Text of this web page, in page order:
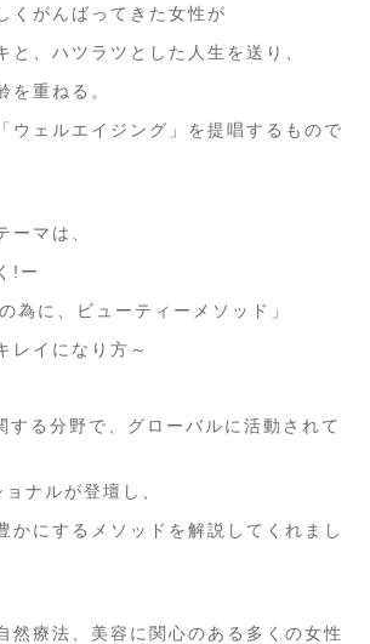
くがんばってきた女性が
と、ハツラツとした人生を送り、
を重ねる。
ウェルエイジング」を提唱するもので
ーマは、
!ー
為に、ビューティーメソッド」
レイになり方～
する分野で、グローバルに活動されて
ナルが登壇し、
かにするメソッドを解説してくれまし
然療法、美容に関心のある多くの女性